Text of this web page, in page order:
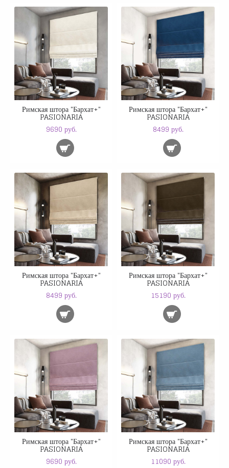
Римская штора "Бархат+"
PASIONARIA
9690 руб.
Римская штора "Бархат+"
PASIONARIA
8499 руб.
Римская штора "Бархат+"
PASIONARIA
8499 руб.
Римская штора "Бархат+"
PASIONARIA
15190 руб.
Римская штора "Бархат+"
PASIONARIA
9690 руб.
Римская штора "Бархат+"
PASIONARIA
11090 руб.